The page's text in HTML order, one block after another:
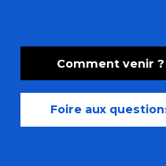
Comment venir ?
Foire aux